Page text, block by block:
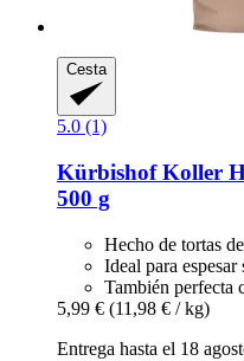
Cesta
5.0 (1)
Kürbishof Koller
500 g
Hecho de tortas
Ideal para espesar
También perfecta
5,99 € (11,98 € / kg)
Entrega hasta el 18